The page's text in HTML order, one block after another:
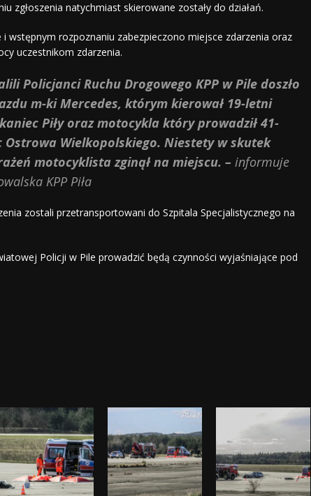
zgłoszenia natychmiast skierowane zostały do działań.
i wstępnym rozpoznaniu zabezpieczono miejsce zdarzenia oraz
uczestnikom zdarzenia.
Policjanci Ruchu Drogowego KPP w Pile doszło
m-ki Mercedes, którym kierował 19-letni
Piły oraz motocykla który prowadził 41-
Ostrowa Wielkopolskiego. Niestety w skutek
motocyklista zginął na miejscu. – informuje
KPP Piła
zostali przetransportowani do Szpitala Specjalistycznego na
Policji w Pile prowadzić będą czynności wyjaśniające pod